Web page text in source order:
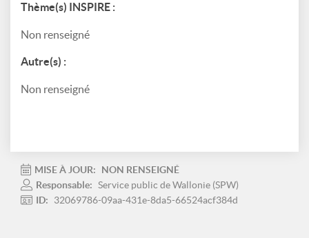
Thème(s) INSPIRE :
Non renseigné
Autre(s) :
Non renseigné
MISE À JOUR:
NON RENSEIGNÉ
Responsable: Service public de Wallonie (SPW)
ID:
32069786-09aa-431e-8da5-66524acf384d